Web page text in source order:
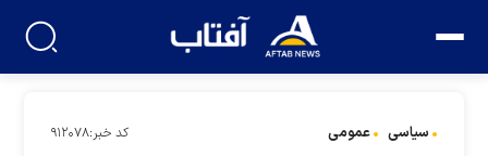
سیاسی عمومی کد خبر:۹۱۲۰۷۸